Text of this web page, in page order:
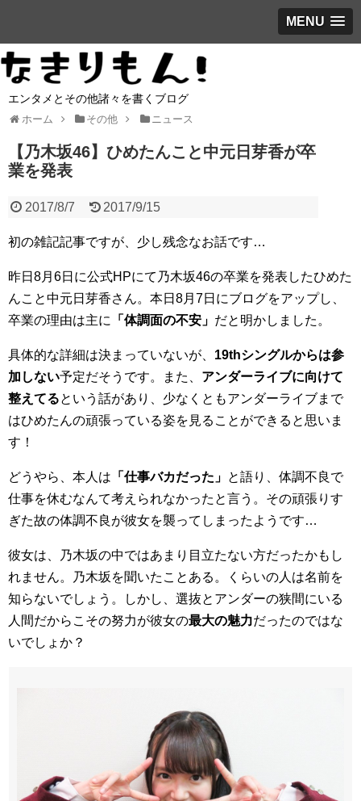
MENU
エンタメとその他諸々を書くブログ
ホーム その他 ニュース
【乃木坂46】ひめたんこと中元日芽香が卒
業を発表
2017/8/7 2017/9/15
初の雑記記事ですが、少し残念なお話です…
昨日8月6日に公式HPにて乃木坂46の卒業を発表したひめた
んこと中元日芽香さん。本日8月7日にブログをアップし、
卒業の理由は主に
「体調面の不安」 だと明かしました。
具体的な詳細は決まっていないが、 19thシングルからは参
加しない予定だそうです。また、 アンダーライブに向けて
整えてるという話があり、少なくともアンダーライブまで
はひめたんの頑張っている姿を見ることができると思いま
す！
どうやら、本人は 「仕事バカだった」 と語り、体調不良で
仕事を休むなんて考えられなかったと言う。その頑張りす
ぎた故の体調不良が彼女を襲ってしまったようです…
彼女は、乃木坂の中ではあまり目立たない方だったかもし
れません。乃木坂を聞いたことある。くらいの人は名前を
知らないでしょう。しかし、選抜とアンダーの狭間にいる
人間だからこその努力が彼女の最大の魅力だったのではな
いでしょか？